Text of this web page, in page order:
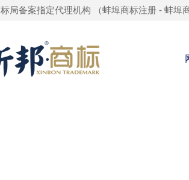
局备案指定代理机构 （蚌埠商标注册 - 蚌埠